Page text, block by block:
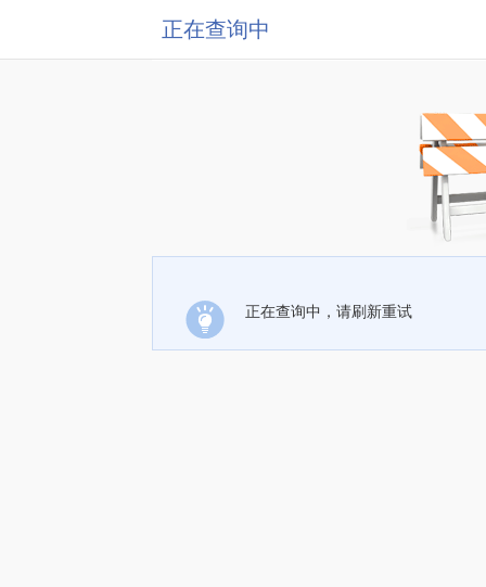
正在查询中
正在查询中，请刷新重试